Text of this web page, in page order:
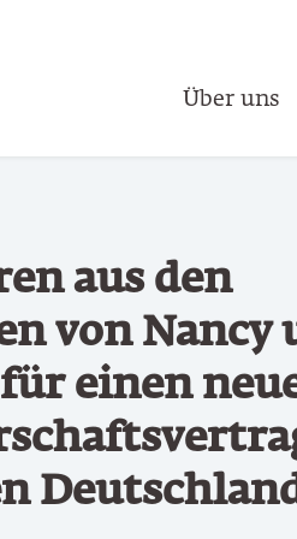
Über uns
aus den
von Nancy
einen